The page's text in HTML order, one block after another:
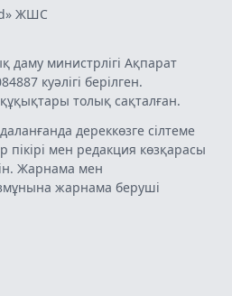
ЖШС
даму министрлігі Ақпарат
куәлігі берілген.
толық сақталған.
дереккөзге сілтеме
пікірі мен редакция көзқарасы
Жарнама мен
жарнама беруші